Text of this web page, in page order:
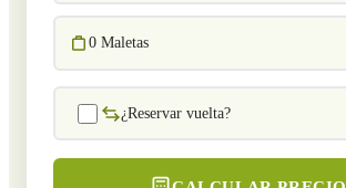
0 Maletas
¿Reservar vuelta?